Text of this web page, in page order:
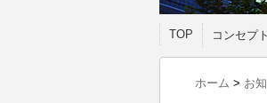
TOP コンセプト
ホーム > お